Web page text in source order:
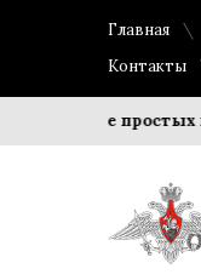
Главная
Контакты
простых